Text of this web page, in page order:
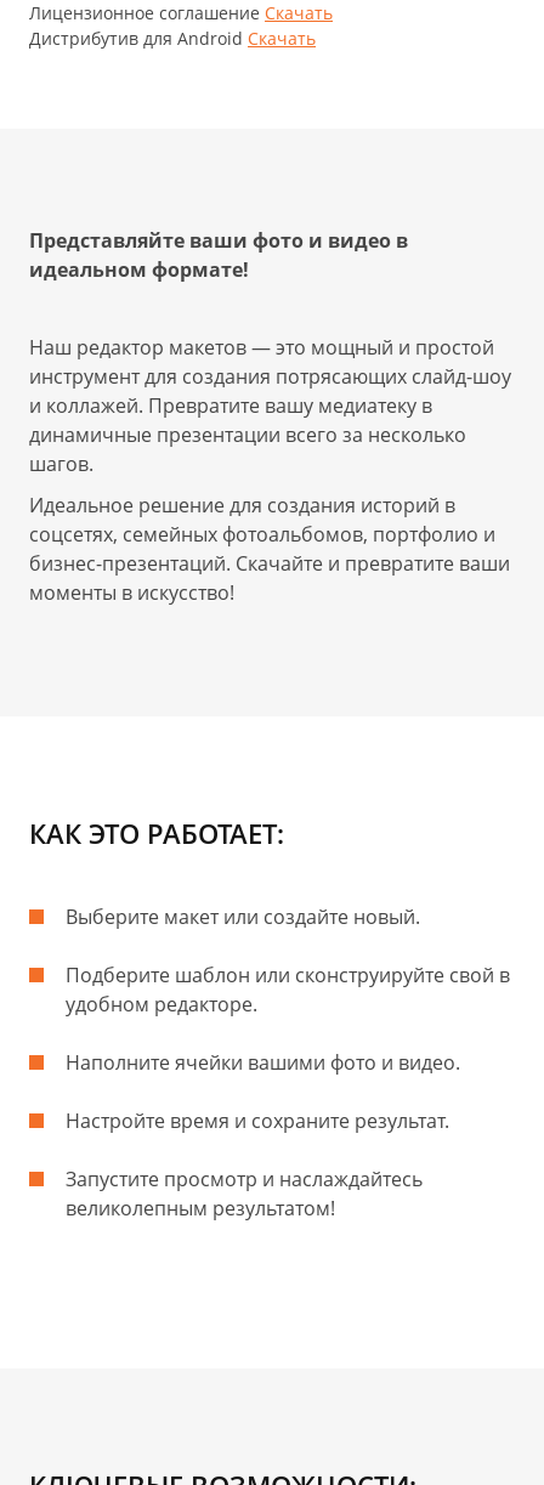
Лицензионное соглашение Скачать
Дистрибутив для Android Скачать
Представляйте ваши фото и видео в
идеальном формате!
Наш редактор макетов — это мощный и простой
инструмент для создания потрясающих слайд-шоу
и коллажей. Превратите вашу медиатеку в
динамичные презентации всего за несколько
шагов.
Идеальное решение для создания историй в
соцсетях, семейных фотоальбомов, портфолио и
бизнес-презентаций. Скачайте и превратите ваши
моменты в искусство!
КАК ЭТО РАБОТАЕТ:
Выберите макет или создайте новый.
Подберите шаблон или сконструируйте свой в
удобном редакторе.
Наполните ячейки вашими фото и видео.
Настройте время и сохраните результат.
Запустите просмотр и наслаждайтесь
великолепным результатом!